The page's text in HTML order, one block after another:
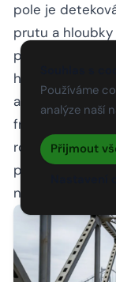
pole je
prutu a
přesnosti ±1 až
hloubky
a typu přístroje.
frekvencích
rozmístění
plochách, i
než
Používáme
analýze naší
Přijmout